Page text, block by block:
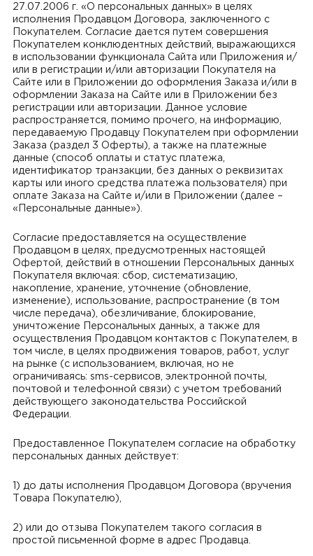
27.07.2006 г. «О персональных данных» в целях
исполнения Продавцом Договора, заключенного с
Покупателем. Согласие дается путем совершения
Покупателем конклюдентных действий, выражающихся
в использовании функционала Сайта или Приложения и/
или в регистрации и/или авторизации Покупателя на
Сайте или в Приложении до оформления Заказа и/или в
оформлении Заказа на Сайте или в Приложении без
регистрации или авторизации. Данное условие
распространяется, помимо прочего, на информацию,
передаваемую Продавцу Покупателем при оформлении
Заказа (раздел 3 Оферты), а также на платежные
данные (способ оплаты и статус платежа,
идентификатор транзакции, без данных о реквизитах
карты или иного средства платежа пользователя) при
оплате Заказа на Сайте и/или в Приложении (далее –
«Персональные данные»).
Согласие предоставляется на осуществление
Продавцом в целях, предусмотренных настоящей
Офертой, действий в отношении Персональных данных
Покупателя включая: сбор, систематизацию,
накопление, хранение, уточнение (обновление,
изменение), использование, распространение (в том
числе передача), обезличивание, блокирование,
уничтожение Персональных данных, а также для
осуществления Продавцом контактов с Покупателем, в
том числе, в целях продвижения товаров, работ, услуг
на рынке (с использованием, включая, но не
ограничиваясь: sms-сервисов, электронной почты,
почтовой и телефонной связи) с учетом требований
действующего законодательства Российской
Федерации.
Предоставленное Покупателем согласие на обработку
персональных данных действует:
1) до даты исполнения Продавцом Договора (вручения
Товара Покупателю),
2) или до отзыва Покупателем такого согласия в
простой письменной форме в адрес Продавца.